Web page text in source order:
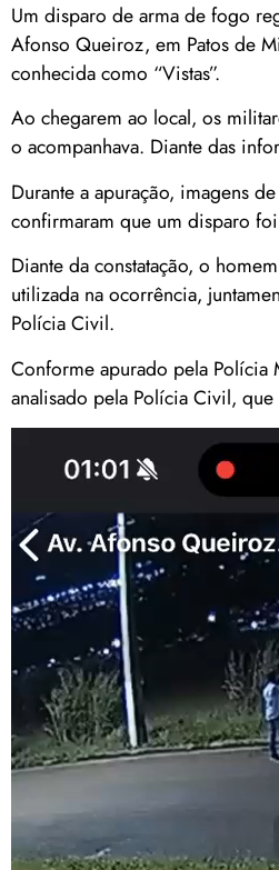
Um disparo de arma de fogo
Afonso Queiroz, em Patos de
conhecida como “Vistas”.
Ao chegarem ao local, os
o acompanhava. Diante das
Durante a apuração, imagens
confirmaram que um disparo
Diante da constatação, o
utilizada na ocorrência,
Polícia Civil.
Conforme apurado pela Polícia
analisado pela Polícia Civil,